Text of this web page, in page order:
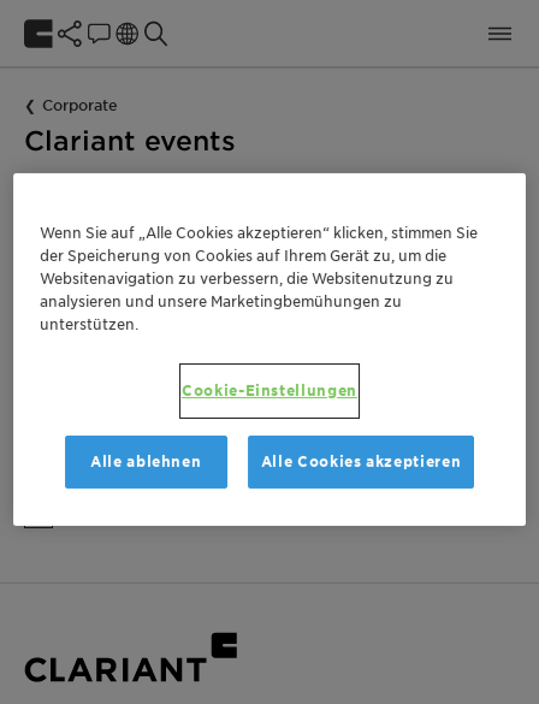
Corporate
Clariant events
Es wurden keine Artikel gefunden, die Ihren Kriterien
entsprechen.
Wenn Sie auf „Alle Cookies akzeptieren“ klicken, stimmen Sie
der Speicherung von Cookies auf Ihrem Gerät zu, um die
Websitenavigation zu verbessern, die Websitenutzung zu
analysieren und unsere Marketingbemühungen zu
unterstützen.
Cookie-Einstellungen
Alle ablehnen Alle Cookies akzeptieren